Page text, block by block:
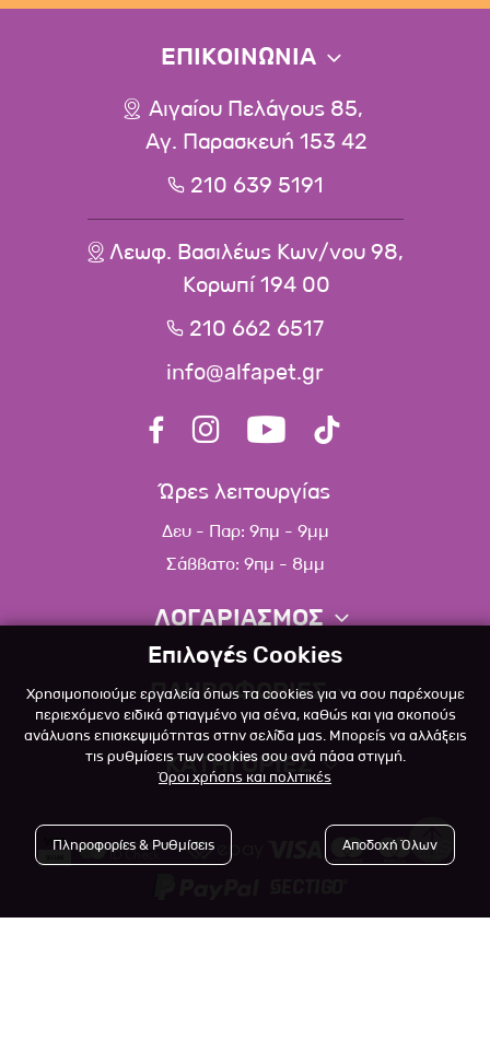
ΕΠΙΚΟΙΝΩΝΙΑ
Αιγαίου Πελάγους 85,
Αγ. Παρασκευή 153 42
210 639 5191
Λεωφ. Βασιλέως Κων/νου 98,
Κορωπί 194 00
210 662 6517
info@alfapet.gr
Ώρες λειτουργίας
Δευ - Παρ: 9πμ - 9μμ
Σάββατο: 9πμ - 8μμ
ΛΟΓΑΡΙΑΣΜΟΣ
Πληροφορίες λογαριασμού
Λίστα αγαπημένων
Πολιτική επιστροφών
ΠΛΗΡΟΦΟΡΙΕΣ
Σχετικά
Επικοινωνία
Blog
Όροι Χρήσης
Πολιτική Απορρήτου
ΚΑΤΗΓΟΡΙΕΣ
Επιλογές Cookies
Χρησιμοποιούμε εργαλεία όπως τα cookies για να σου παρέχουμε
περιεχόμενο ειδικά φτιαγμένο για σένα, καθώς και για σκοπούς
ανάλυσης επισκεψιμότητας στην σελίδα μας. Μπορείς να αλλάξεις
τις ρυθμίσεις των cookies σου ανά πάσα στιγμή.
Όροι χρήσης και πολιτικές
Πληροφορίες & Ρυθμίσεις Αποδοχή Όλων